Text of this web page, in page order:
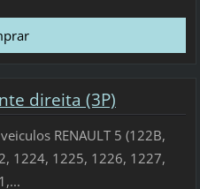
direita (3P)
RENAULT 5 (122B,
1224, 1225, 1226, 1227,